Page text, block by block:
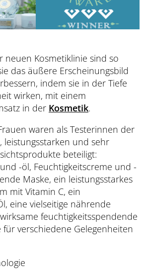
neuen Kosmetiklinie sind so
das äußere Erscheinungsbild
indem sie in der Tiefe
wirken, mit einem
in der Kosmetik.
waren als Testerinnen der
leistungsstarken und sehr
beteiligt:
-öl, Feuchtigkeitscreme und -
Maske, ein leistungsstarkes
mit Vitamin C, ein
eine vielseitige nährende
feuchtigkeitsspendende
für verschiedene Gelegenheiten